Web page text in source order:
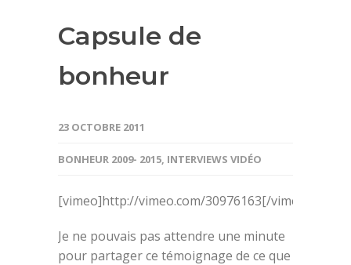
Capsule de
bonheur
23 OCTOBRE 2011
BONHEUR 2009- 2015, INTERVIEWS VIDÉO
[vimeo]http://vimeo.com/30976163[/vimeo]
Je ne pouvais pas attendre une minute
pour partager ce témoignage de ce que